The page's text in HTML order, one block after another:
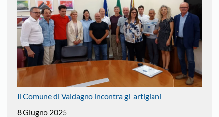
Il Comune di Valdagno incontra gli artigiani
8 Giugno 2025